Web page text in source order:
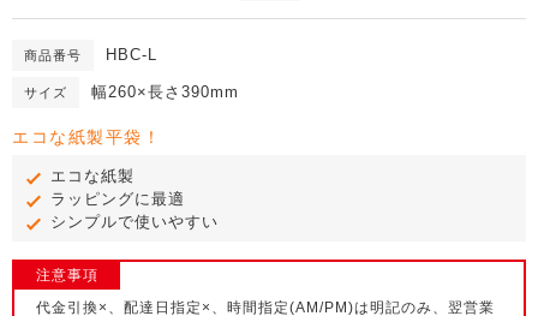
商品番号 HBC-L
サイズ 幅260×長さ390mm
エコな紙製平袋！
エコな紙製
ラッピングに最適
シンプルで使いやすい
注意事項
代金引換×、配達日指定×、時間指定(AM/PM)は明記のみ、翌営業